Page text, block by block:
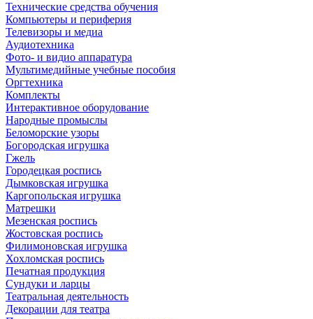
Технические средства обучения
Компьютеры и периферия
Телевизоры и медиа
Аудиотехника
Фото- и видио аппаратура
Мультимедийные учебные пособия
Оргтехника
Комплекты
Интерактивное оборудование
Народные промыслы
Беломорские узоры
Богородская игрушка
Гжель
Городецкая роспись
Дымковская игрушка
Каргопольская игрушка
Матрешки
Мезенская роспись
Жостовская роспись
Филимоновская игрушка
Хохломская роспись
Печатная продукция
Сундуки и ларцы
Театральная деятельность
Декорации для театра